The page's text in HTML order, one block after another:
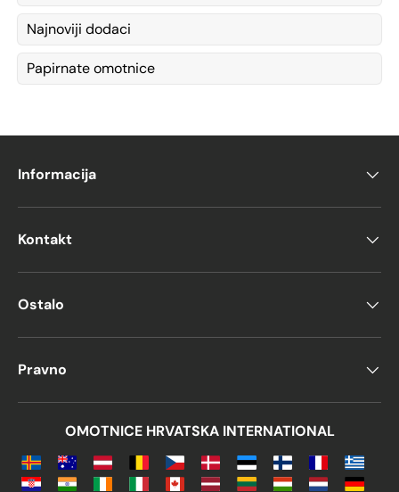
Najnoviji dodaci
Papirnate omotnice
Informacija
Kontakt
Ostalo
Pravno
OMOTNICE HRVATSKA INTERNATIONAL